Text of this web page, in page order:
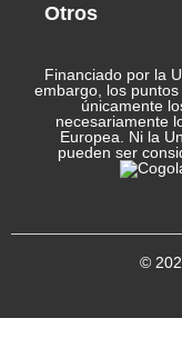
Uso
Recreativo
Clima
Templado
Otros
Financiado por la
embargo, los
únicamente
necesariamente
Europea. Ni la
pueden ser
©